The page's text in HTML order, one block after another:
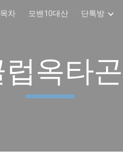
차 모밴10대산 단톡방
럽옥타곤